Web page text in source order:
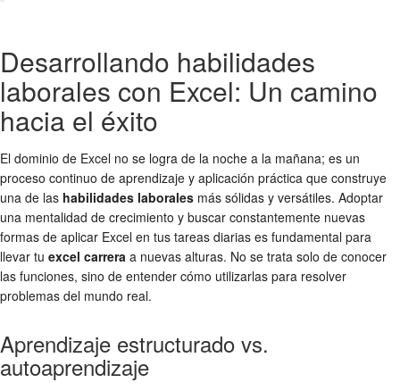
Desarrollando habilidades
laborales con Excel: Un camino
hacia el éxito
El dominio de Excel no se logra de la noche a la mañana; es un
proceso continuo de aprendizaje y aplicación práctica que construye
una de las habilidades laborales más sólidas y versátiles. Adoptar
una mentalidad de crecimiento y buscar constantemente nuevas
formas de aplicar Excel en tus tareas diarias es fundamental para
llevar tu excel carrera a nuevas alturas. No se trata solo de conocer
las funciones, sino de entender cómo utilizarlas para resolver
problemas del mundo real.
Aprendizaje estructurado vs.
autoaprendizaje